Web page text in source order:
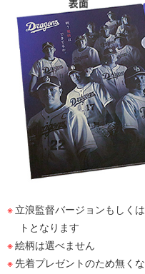
立浪監督バージョンもしく
トとなります
絵柄は選べません
先着プレゼントのため無く